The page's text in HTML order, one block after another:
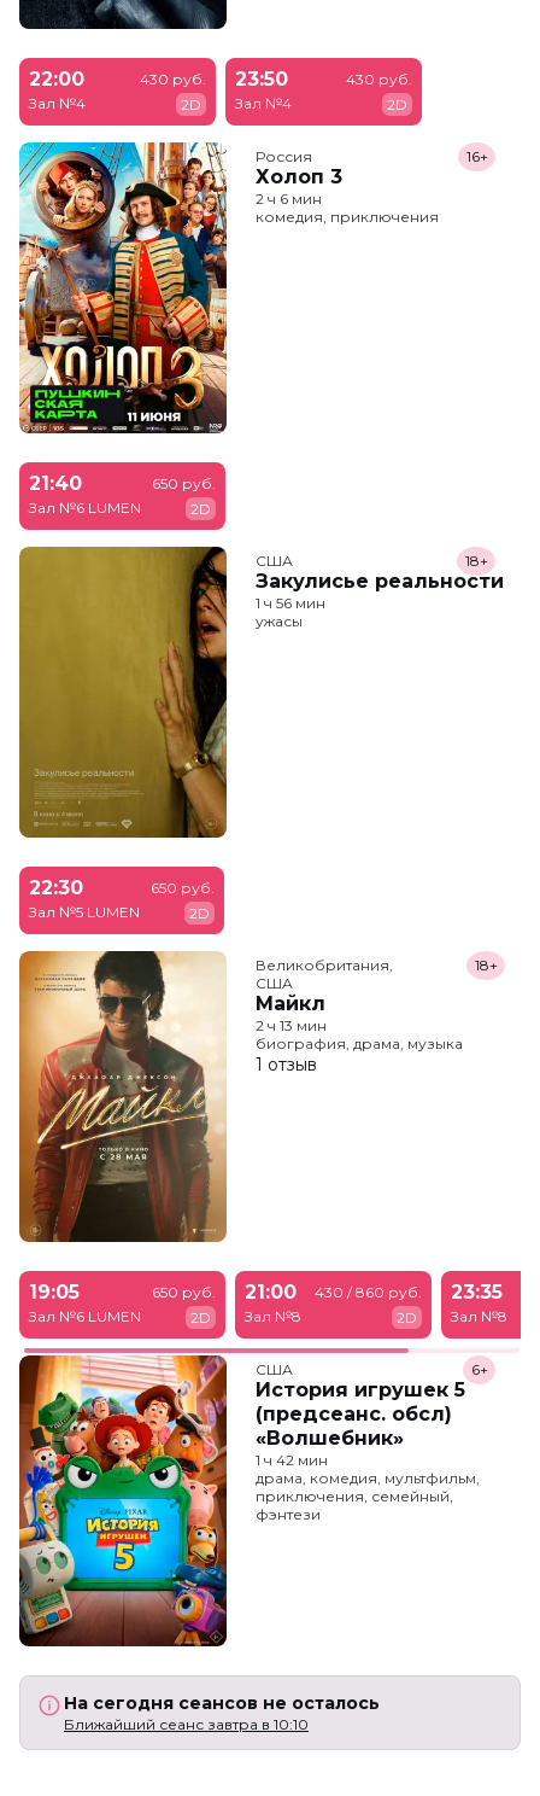
22:00
Зал №4
430 руб.
2D
23:50
Зал №4
430 руб.
2D
Россия
Холоп 3
16+
2 ч 6 мин
комедия, приключения
21:40
Зал №6 LUMEN
650 руб.
2D
США
Закулисье реальности
18+
1 ч 56 мин
ужасы
22:30
Зал №5 LUMEN
650 руб.
2D
Великобритания,
США
Майкл
18+
2 ч 13 мин
биография, драма, музыка
1 отзыв
19:05
Зал №6 LUMEN
650 руб.
2D
21:00
Зал №8
430 / 860 руб.
2D
23:35
Зал №8
США
История игрушек 5
(предсеанс. обсл)
«Волшебник»
6+
1 ч 42 мин
драма, комедия, мультфильм,
приключения, семейный,
фэнтези
На сегодня сеансов не осталось
Ближайший сеанс завтра в 10:10